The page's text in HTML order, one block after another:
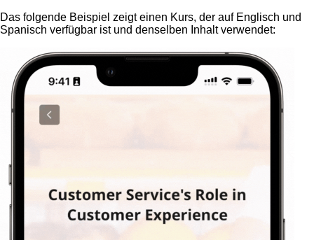
Das folgende Beispiel zeigt einen Kurs, der auf Englisch und
Spanisch verfügbar ist und denselben Inhalt verwendet: